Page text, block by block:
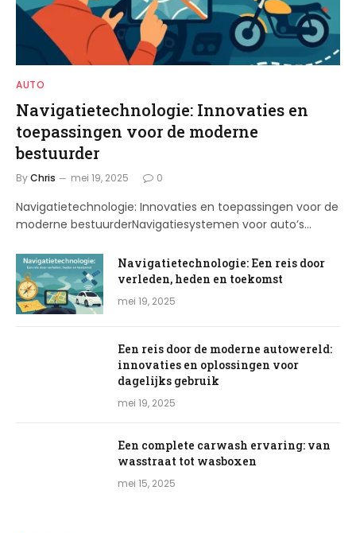
AUTO
Navigatietechnologie: Innovaties en
toepassingen voor de moderne
bestuurder
ByChris mei 19, 2025 0
Navigatietechnologie: Innovaties en toepassingen voor de
moderne bestuurderNavigatiesystemen voor auto’s…
Navigatietechnologie: Een reis door
verleden, heden en toekomst
mei 19, 2025
Een reis door de moderne autowereld:
innovaties en oplossingen voor
dagelijks gebruik
mei 19, 2025
Een complete carwash ervaring: van
wasstraat tot wasboxen
mei 15, 2025